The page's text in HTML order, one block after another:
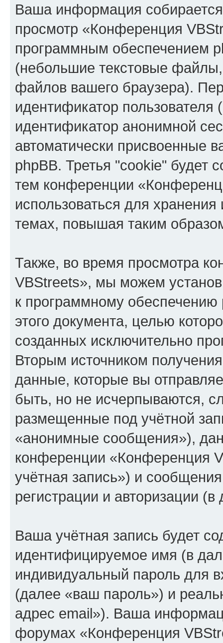
Ваша информация
просмотр «Конференция
программным обеспечением
(небольшие текстовые
файлов вашего браузера).
идентификатор
идентификатор анонимной
автоматически присвоенные
phpBB. Третья "cookie" будет
тем конференции
использоваться для
темах, повышая таким
Также, во время просмотра
VBStreets», мы можем
к программному обеспечению
этого документа, целью
созданных исключительно
Вторым источником
данные, которые вы
быть, но не исчерпываются,
размещенные под учётной
«анонимные сообщения»),
конференции «Конференция
учётная запись») и
регистрации и авторизации
Ваша учётная запись будет
идентифицируемое имя (в
индивидуальный пароль для
(далее «ваш пароль») и
адрес email»). Ваша
форумах «Конференция